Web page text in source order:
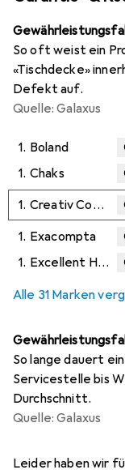
So oft weist ein
«Tischdecke»
Defekt auf.
Quelle: Galaxus
1. Boland
1. Chaks
1. Creativ Company
1. Exacompta
1. Excellent Houseware
Alle 31 Marken
So lange dauert
Servicestelle bis
Durchschnitt.
Quelle: Galaxus
Leider haben wir